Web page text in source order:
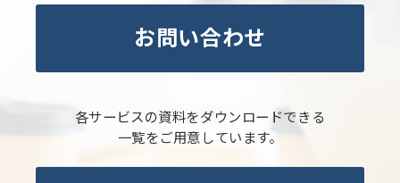
お問い合わせ
各サービスの資料をダウンロードできる
一覧をご用意しています。